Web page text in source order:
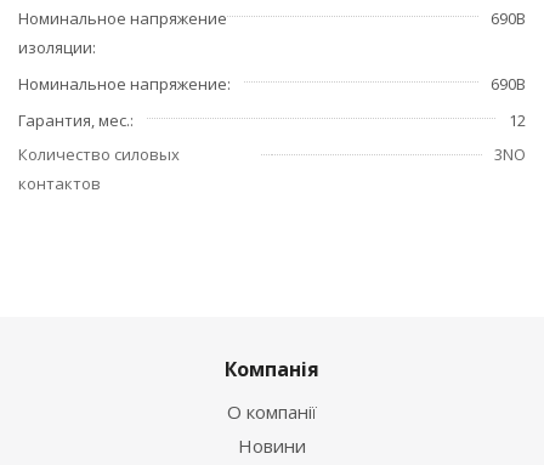
Номинальное напряжение
изоляции
690В
Номинальное напряжение
690В
Гарантия, мес.
12
Количество силовых
контактов
3NO
Компанія
О компанії
Новини